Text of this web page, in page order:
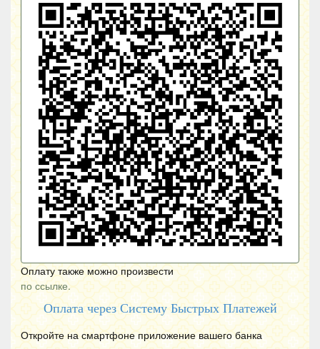
Оплату также можно произвести
по ссылке.
Оплата через Систему Быстрых Платежей
Откройте на смартфоне приложение вашего банка